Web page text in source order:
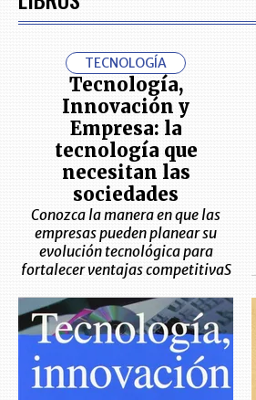
TECNOLOGÍA
Tecnología,
Innovación y
Empresa: la
tecnología que
necesitan las
sociedades
Conozca la manera en que las
empresas pueden planear su
evolución tecnológica para
fortalecer ventajas competitivaS